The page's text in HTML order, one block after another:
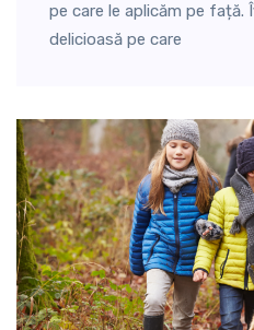
pe care le aplicăm pe față.
delicioasă pe care